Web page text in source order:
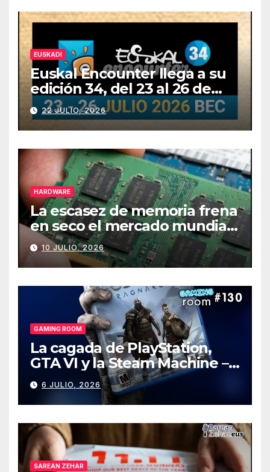
EUSKADI
Euskal Encounter llega a su
edición 34, del 23 al 26 de
julio
22 JULIO, 2026
HARDWARE
La escasez de memoria frena
en seco el mercado mundial
de PCs
10 JULIO, 2026
GAMING ROOM
La cagada de PlayStation,
GTA VI y la Steam Machine –
Gaming Room #130
6 JULIO, 2026
SAREAN ZEHAR